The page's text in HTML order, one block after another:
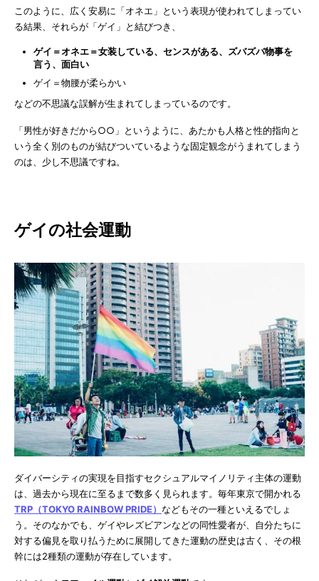
このように、広く安易に「オネエ」という表現が使われてしまってい
る結果、それらが「ゲイ」と結びつき、
ゲイ＝オネエ＝女装している、センスがある、ズバズバ物事を
言う、面白い
ゲイ＝物腰が柔らかい
などの不思議な誤解が生まれてしまっているのです。
「男性が好きだから○○」というように、あたかも人格と性的指向と
いう全く別のものが結びついているような固定観念がうまれてしまう
のは、少し不思議ですね。
ゲイの社会運動
ダイバーシティの実現を目指すセクシュアルマイノリティ主体の運動
は、過去から現在に至るまで数多く見られます。毎年東京で開かれる
TRP（TOKYO RAINBOW PRIDE） などもその一種といえるでしょ
う。そのなかでも、ゲイやレズビアンなどの同性愛者が、自分たちに
対する偏見を取り払うために展開してきた運動の歴史は古く、その根
幹には2種類の運動が存在しています。